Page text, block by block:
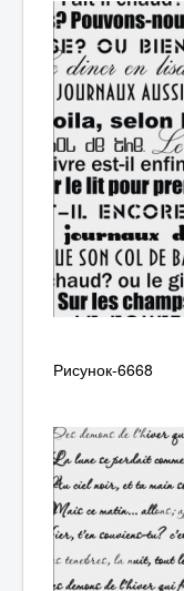
Рисунок-6668